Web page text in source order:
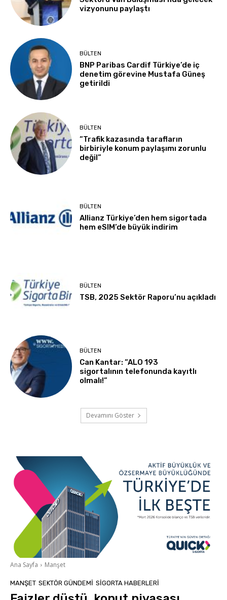
vizyonunu paylaştı
BÜLTEN
BNP Paribas Cardif Türkiye’de iç
denetim görevine Mustafa Güneş
getirildi
BÜLTEN
“Trafik kazasında tarafların
birbiriyle konum paylaşımı zorunlu
değil”
BÜLTEN
Allianz Türkiye’den hem sigortada
hem eSIM’de büyük indirim
BÜLTEN
TSB, 2025 Sektör Raporu’nu açıkladı
BÜLTEN
Can Kantar: “ALO 193
sigortalının telefonunda kayıtlı
olmalı!”
Devamını Göster